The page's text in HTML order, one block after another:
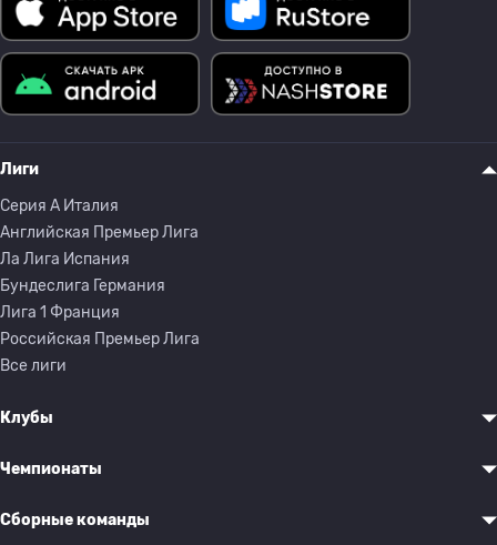
Лиги
Серия A Италия
Английская Премьер Лига
Ла Лига Испания
Бундеслига Германия
Лига 1 Франция
Российская Премьер Лига
Все лиги
Клубы
Чемпионаты
Сборные команды